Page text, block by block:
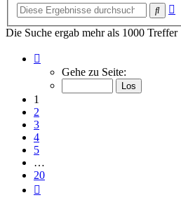
Suche
Die Suche ergab mehr als 1000 Treffer
von
Gehe zu Seite:
1
2
3
4
5
…
20